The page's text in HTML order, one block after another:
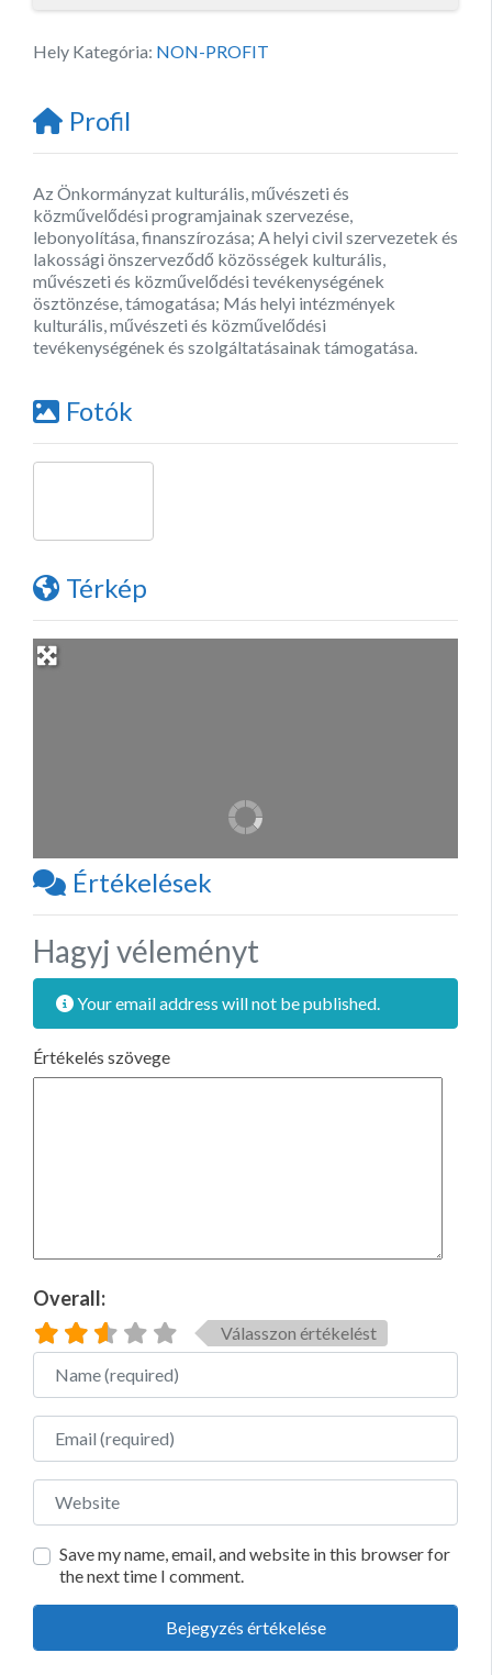
Hely Kategória: NON-PROFIT
Profil
Az Önkormányzat kulturális, művészeti és
közművelődési programjainak szervezése,
lebonyolítása, finanszírozása; A helyi civil szervezetek és
lakossági önszerveződő közösségek kulturális,
művészeti és közművelődési tevékenységének
ösztönzése, támogatása; Más helyi intézmények
kulturális, művészeti és közművelődési
tevékenységének és szolgáltatásainak támogatása.
Fotók
Térkép
Értékelések
Hagyj véleményt
Your email address will not be published.
Értékelés szövege
Overall:
Válasszon értékelést
Name
Email
Website
Save my name, email, and website in this browser for
the next time I comment.